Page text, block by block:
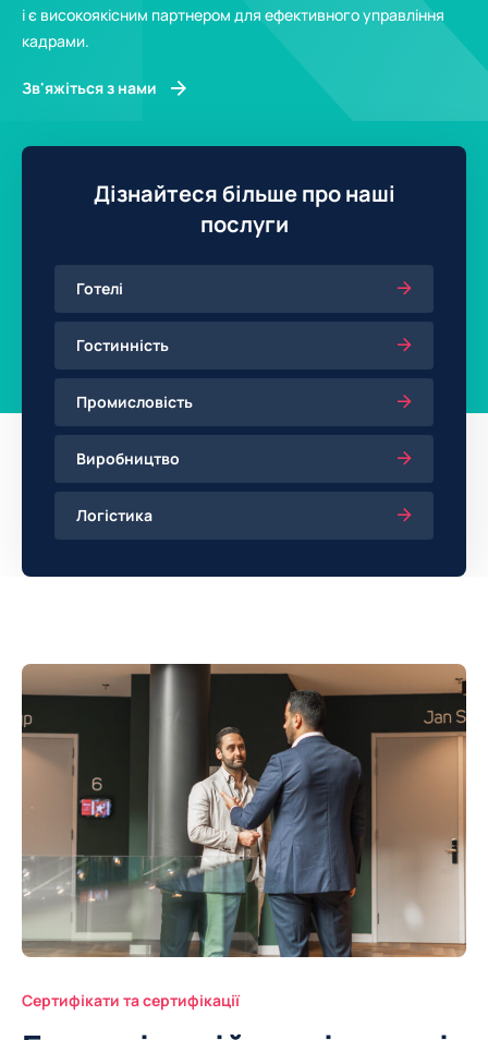
і є високоякісним партнером для ефективного управління
кадрами.
Зв'яжіться з нами
Дізнайтеся більше про наші
послуги
Готелі
Гостинність
Промисловість
Виробництво
Логістика
Сертифікати та сертифікації